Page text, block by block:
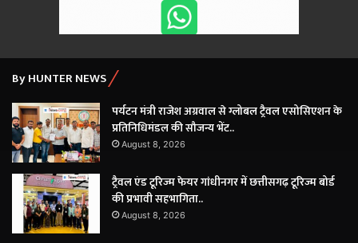
By HUNTER NEWS
पर्यटन मंत्री राजेश अग्रवाल से ग्लोबल ट्रैवल एसोसिएशन के
प्रतिनिधिमंडल की सौजन्य भेंट..
August 8, 2026
ट्रैवल एंड टूरिज्म फेयर गांधीनगर में छत्तीसगढ़ टूरिज्म बोर्ड
की प्रभावी सहभागिता..
August 8, 2026